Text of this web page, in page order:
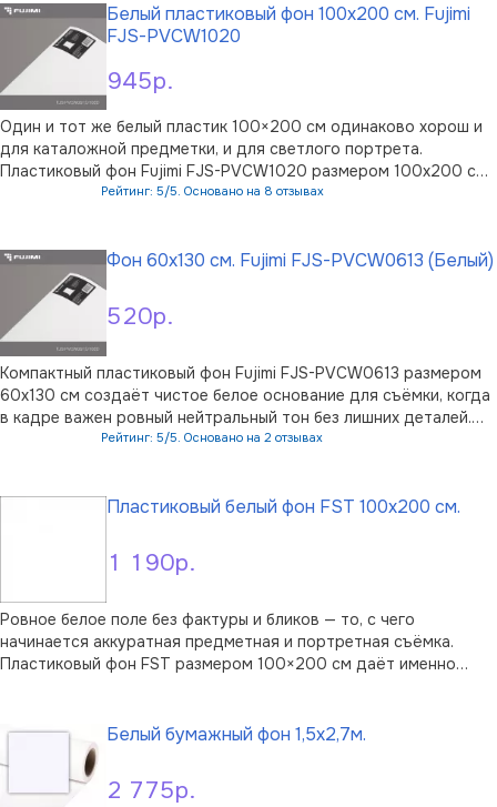
945р.
Белый пластиковый фон 100x200 см. Fujimi
FJS-PVCW1020
Один и тот же белый пластик 100×200 см одинаково хорош и
для каталожной предметки, и для светлого портрета.
Пластиковый фон Fujimi FJS-PVCW1020 размером 100x200 см
даёт чистую белую основу для портретной и предметной
Рейтинг: 5/5. Основано на 8 отзывах
520р.
Фон 60x130 см. Fujimi FJS-PVCW0613 (Белый)
Компактный пластиковый фон Fujimi FJS-PVCW0613 размером
60x130 см создаёт чистое белое основание для съёмки, когда
в кадре важен ровный нейтральный тон без лишних деталей.
Такой фон одинаково удобен для предметной фотографии,
Рейтинг: 5/5. Основано на 2 отзывах
1 190р.
Пластиковый белый фон FST 100x200 см.
Ровное белое поле без фактуры и бликов — то, с чего
начинается аккуратная предметная и портретная съёмка.
Пластиковый фон FST размером 100×200 см даёт именно
рельефа. Пластик прочный, износостойки …
2 775р.
Белый бумажный фон 1,5х2,7м.